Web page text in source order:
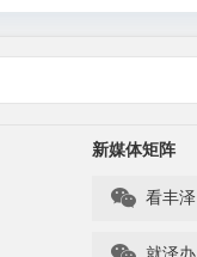
新媒体矩阵
 看丰泽